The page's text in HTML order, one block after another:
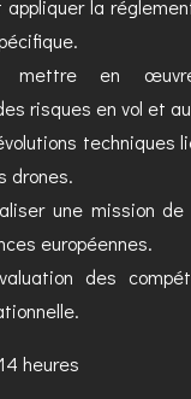
appliquer la
mettre en
risques en vol et
techniques
drones.
une mission
européennes.
des
heures